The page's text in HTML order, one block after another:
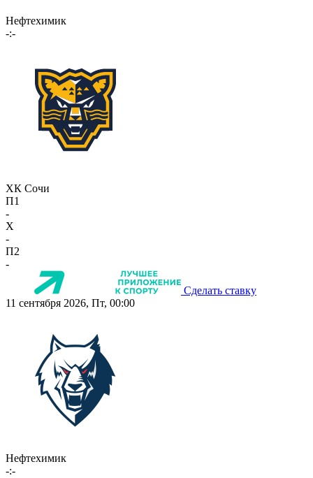
Нефтехимик
-:-
ХК Сочи
П1
-
X
-
П2
-
Сделать ставку
11 сентября 2026, Пт, 00:00
Нефтехимик
-:-